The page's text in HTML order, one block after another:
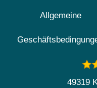
Allgemeine
49319